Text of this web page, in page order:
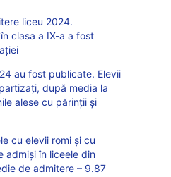
liceu 2024.
clasa a IX-a a fost
au fost publicate. Elevii
după media la
alese cu părinții și
cu elevii romi și cu
admiși în liceele din
de admitere – 9.87